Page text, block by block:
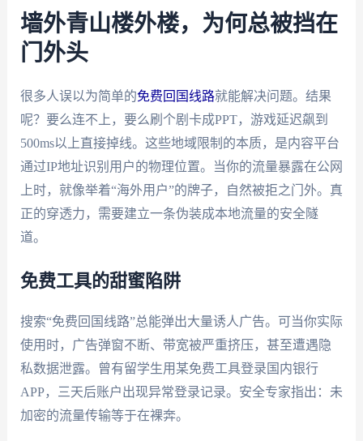
墙外青山楼外楼，为何总被挡在
门外头
很多人误以为简单的免费回国线路就能解决问题。结果
呢？要么连不上，要么刷个剧卡成PPT，游戏延迟飙到
500ms以上直接掉线。这些地域限制的本质，是内容平台
通过IP地址识别用户的物理位置。当你的流量暴露在公网
上时，就像举着“海外用户”的牌子，自然被拒之门外。真
正的穿透力，需要建立一条伪装成本地流量的安全隧
道。
免费工具的甜蜜陷阱
搜索“免费回国线路”总能弹出大量诱人广告。可当你实际
使用时，广告弹窗不断、带宽被严重挤压，甚至遭遇隐
私数据泄露。曾有留学生用某免费工具登录国内银行
APP，三天后账户出现异常登录记录。安全专家指出：未
加密的流量传输等于在裸奔。